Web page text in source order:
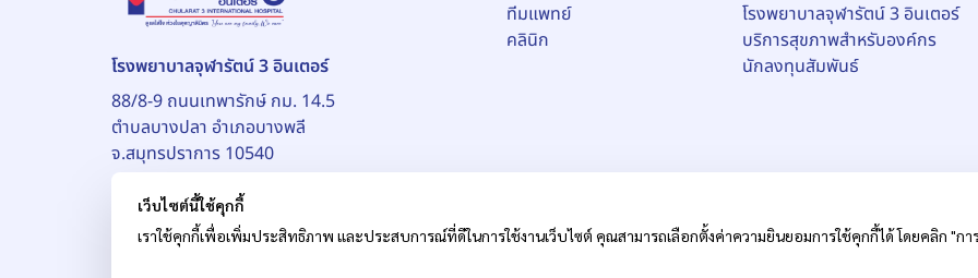
โรงพยาบาลจุฬารัตน์ 3 อินเตอร์
88/8-9 ถนนเทพารักษ์ กม. 14.5
ตำบลบางปลา อำเภอบางพลี
จ.สมุทรปราการ 10540
ทีมแพทย์
คลินิก
โรงพยาบาลจุฬารัตน์ 3 อินเตอร์
บริการสุขภาพสำหรับองค์กร
นักลงทุนสัมพันธ์
เว็บไซต์นี้ใช้คุกกี้
เราใช้คุกกี้เพื่อเพิ่มประสิทธิภาพ และประสบการณ์ที่ดีในการใช้งานเว็บไซต์ คุณสามารถเลือกตั้งค่าความยินยอมการใช้คุกกี้ได้ โดยคลิก "ก